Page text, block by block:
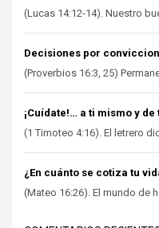
(Lucas 14:12-14). Nuestro
Decisiones por
(Proverbios 16:3, 25)
¡Cuídate!… a ti mismo y de
(1 Timoteo 4:16). El letrero
¿En cuánto se cotiza tu
(Mateo 16:26). El mundo de